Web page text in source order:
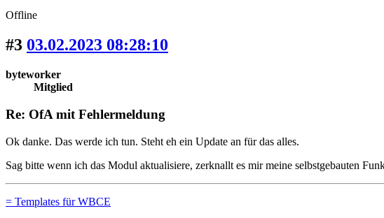
Offline
#3 03.02.2023 08:28:10
byteworker
Mitglied
Re: OfA mit Fehlermeldung
Ok danke. Das werde ich tun. Steht eh ein Update an für das alles.
Sag bitte wenn ich das Modul aktualisiere, zerknallt es mir meine selbstgebauten
= Templates für WBCE